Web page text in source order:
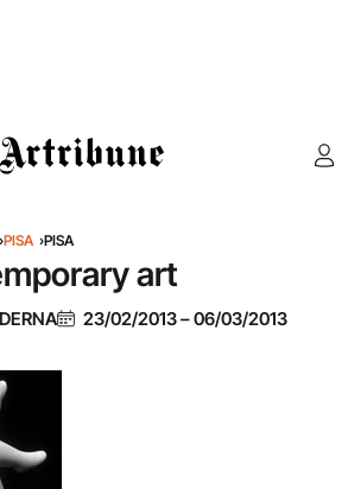
Artribune
›PISA ›PISA
art
23/02/2013–06/03/2013